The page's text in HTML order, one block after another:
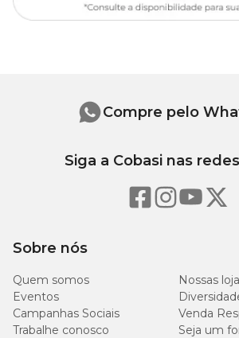
Sobre nós
Quem somos
Nossas
Eventos
Campanhas Sociais
Venda
Trabalhe conosco
Seja um
Compre pelo
Siga a Cobasi nas